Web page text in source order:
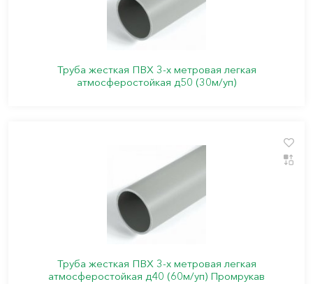
Труба жесткая ПВХ 3-х метровая легкая
атмосферостойкая д50 (30м/уп)
Труба жесткая ПВХ 3-х метровая легкая
атмосферостойкая д40 (60м/уп) Промрукав